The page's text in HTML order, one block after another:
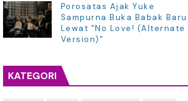
Porosatas Ajak Yuke
Sampurna Buka Babak Baru
Lewat "No Love! (Alternate
Version)"
KATEGORI